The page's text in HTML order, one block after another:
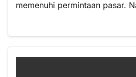
memenuhi permintaan pasar.